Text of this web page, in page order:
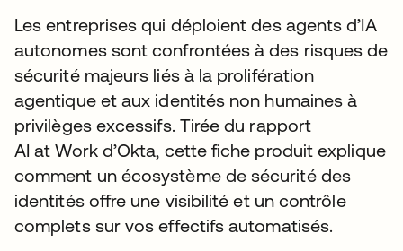
Les entreprises qui déploient des agents d’IA
autonomes sont confrontées à des risques de
sécurité majeurs liés à la prolifération
agentique et aux identités non humaines à
privilèges excessifs. Tirée du rapport
AI at Work d’Okta, cette fiche produit explique
comment un écosystème de sécurité des
identités offre une visibilité et un contrôle
complets sur vos effectifs automatisés.